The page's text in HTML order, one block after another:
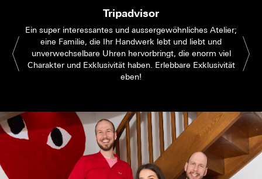
Tripadvisor
Ein super interessantes und aussergewöhnliches Atelier;
eine Familie, die Ihr Handwerk lebt und liebt und
unverwechselbare Uhren hervorbringt, die enorm viel
Charakter und Exklusivität haben. Erlebbare Exklusivität
eben!